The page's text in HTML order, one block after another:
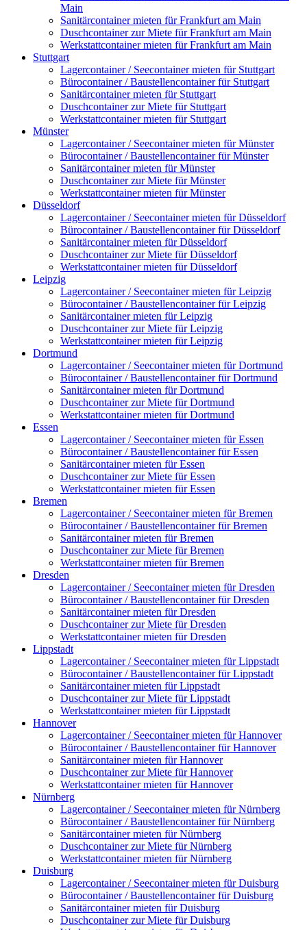
Main
Sanitärcontainer mieten für Frankfurt am Main
Duschcontainer zur Miete für Frankfurt am Main
Werkstattcontainer mieten für Frankfurt am Main
Stuttgart
Lagercontainer / Seecontainer mieten für Stuttgart
Bürocontainer / Baustellencontainer für Stuttgart
Sanitärcontainer mieten für Stuttgart
Duschcontainer zur Miete für Stuttgart
Werkstattcontainer mieten für Stuttgart
Münster
Lagercontainer / Seecontainer mieten für Münster
Bürocontainer / Baustellencontainer für Münster
Sanitärcontainer mieten für Münster
Duschcontainer zur Miete für Münster
Werkstattcontainer mieten für Münster
Düsseldorf
Lagercontainer / Seecontainer mieten für Düsseldorf
Bürocontainer / Baustellencontainer für Düsseldorf
Sanitärcontainer mieten für Düsseldorf
Duschcontainer zur Miete für Düsseldorf
Werkstattcontainer mieten für Düsseldorf
Leipzig
Lagercontainer / Seecontainer mieten für Leipzig
Bürocontainer / Baustellencontainer für Leipzig
Sanitärcontainer mieten für Leipzig
Duschcontainer zur Miete für Leipzig
Werkstattcontainer mieten für Leipzig
Dortmund
Lagercontainer / Seecontainer mieten für Dortmund
Bürocontainer / Baustellencontainer für Dortmund
Sanitärcontainer mieten für Dortmund
Duschcontainer zur Miete für Dortmund
Werkstattcontainer mieten für Dortmund
Essen
Lagercontainer / Seecontainer mieten für Essen
Bürocontainer / Baustellencontainer für Essen
Sanitärcontainer mieten für Essen
Duschcontainer zur Miete für Essen
Werkstattcontainer mieten für Essen
Bremen
Lagercontainer / Seecontainer mieten für Bremen
Bürocontainer / Baustellencontainer für Bremen
Sanitärcontainer mieten für Bremen
Duschcontainer zur Miete für Bremen
Werkstattcontainer mieten für Bremen
Dresden
Lagercontainer / Seecontainer mieten für Dresden
Bürocontainer / Baustellencontainer für Dresden
Sanitärcontainer mieten für Dresden
Duschcontainer zur Miete für Dresden
Werkstattcontainer mieten für Dresden
Lippstadt
Lagercontainer / Seecontainer mieten für Lippstadt
Bürocontainer / Baustellencontainer für Lippstadt
Sanitärcontainer mieten für Lippstadt
Duschcontainer zur Miete für Lippstadt
Werkstattcontainer mieten für Lippstadt
Hannover
Lagercontainer / Seecontainer mieten für Hannover
Bürocontainer / Baustellencontainer für Hannover
Sanitärcontainer mieten für Hannover
Duschcontainer zur Miete für Hannover
Werkstattcontainer mieten für Hannover
Nürnberg
Lagercontainer / Seecontainer mieten für Nürnberg
Bürocontainer / Baustellencontainer für Nürnberg
Sanitärcontainer mieten für Nürnberg
Duschcontainer zur Miete für Nürnberg
Werkstattcontainer mieten für Nürnberg
Duisburg
Lagercontainer / Seecontainer mieten für Duisburg
Bürocontainer / Baustellencontainer für Duisburg
Sanitärcontainer mieten für Duisburg
Duschcontainer zur Miete für Duisburg